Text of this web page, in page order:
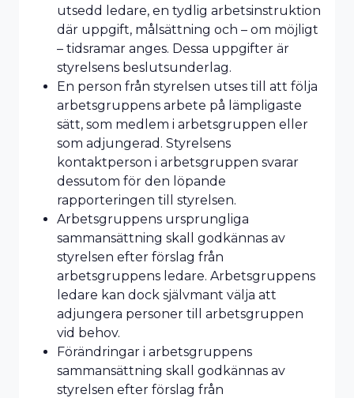
utsedd ledare, en tydlig arbetsinstruktion
där uppgift, målsättning och – om möjligt
– tidsramar anges. Dessa uppgifter är
styrelsens beslutsunderlag.
En person från styrelsen utses till att följa
arbetsgruppens arbete på lämpligaste
sätt, som medlem i arbetsgruppen eller
som adjungerad. Styrelsens
kontaktperson i arbetsgruppen svarar
dessutom för den löpande
rapporteringen till styrelsen.
Arbetsgruppens ursprungliga
sammansättning skall godkännas av
styrelsen efter förslag från
arbetsgruppens ledare. Arbetsgruppens
ledare kan dock självmant välja att
adjungera personer till arbetsgruppen
vid behov.
Förändringar i arbetsgruppens
sammansättning skall godkännas av
styrelsen efter förslag från